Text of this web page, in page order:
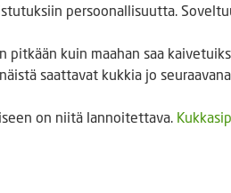
persoonallisuutta.
kuin maahan saa
saattavat kukkia jo
on niitä lannoitettava.